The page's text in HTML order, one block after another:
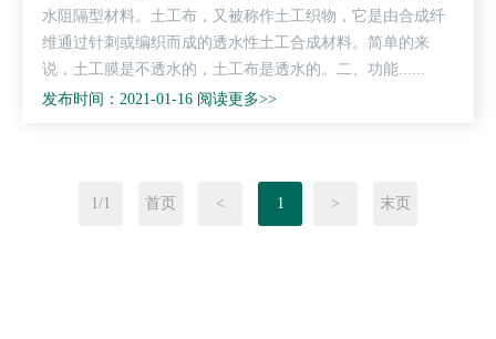
水阻隔型材料。土工布，又被称作土工织物，它是由合成纤
维通过针刺或编织而成的透水性土工合成材料。简单的来
说，土工膜是不透水的，土工布是透水的。二、功能......
发布时间：2021-01-16 阅读更多>>
1/1 首页 < 1 > 末页